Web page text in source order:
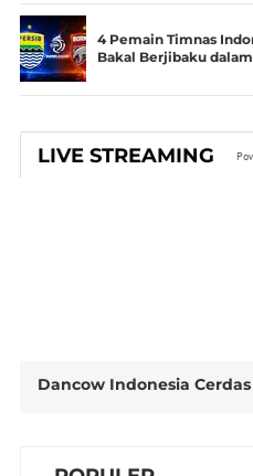
4 Pemain Timnas
Bakal Berjibaku
LIVE STREAMING
Dancow Indonesia Cerdas